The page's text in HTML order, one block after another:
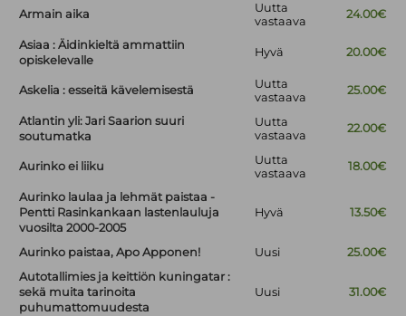
Armain aika
Uutta
vastaava
24.00€
Asiaa : Äidinkieltä ammattiin
opiskelevalle
Hyvä 20.00€
Askelia : esseitä kävelemisestä
Uutta
vastaava
25.00€
Atlantin yli: Jari Saarion suuri
soutumatka
Uutta
vastaava
22.00€
Aurinko ei liiku
Uutta
vastaava
18.00€
Aurinko laulaa ja lehmät paistaa -
Pentti Rasinkankaan lastenlauluja
vuosilta 2000-2005
Hyvä 13.50€
Aurinko paistaa, Apo Apponen! Uusi
25.00€
Autotallimies ja keittiön kuningatar :
sekä muita tarinoita
puhumattomuudesta
Uusi 31.00€